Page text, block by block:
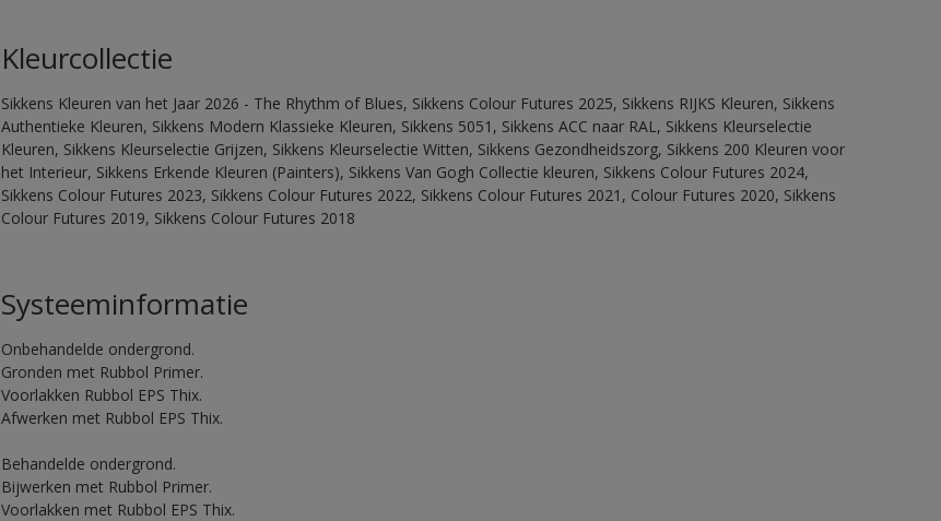
Kleurcollectie
Sikkens Kleuren van het Jaar 2026 - The Rhythm of Blues, Sikkens Colour Futures 2025, Sikkens RIJKS Kleuren, Sikkens
Authentieke Kleuren, Sikkens Modern Klassieke Kleuren, Sikkens 5051, Sikkens ACC naar RAL, Sikkens Kleurselectie
Kleuren, Sikkens Kleurselectie Grijzen, Sikkens Kleurselectie Witten, Sikkens Gezondheidszorg, Sikkens 200 Kleuren voor
het Interieur, Sikkens Erkende Kleuren (Painters), Sikkens Van Gogh Collectie kleuren, Sikkens Colour Futures 2024,
Sikkens Colour Futures 2023, Sikkens Colour Futures 2022, Sikkens Colour Futures 2021, Colour Futures 2020, Sikkens
Colour Futures 2019, Sikkens Colour Futures 2018
Systeeminformatie
Onbehandelde ondergrond.
Gronden met Rubbol Primer.
Voorlakken Rubbol EPS Thix.
Afwerken met Rubbol EPS Thix.
Behandelde ondergrond.
Bijwerken met Rubbol Primer.
Voorlakken met Rubbol EPS Thix.